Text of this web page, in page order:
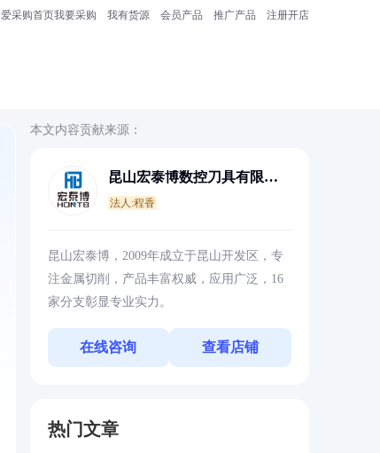
爱采购首页我要采购 我有货源 会员产品 推广产品 注册开店
本文内容贡献来源：
昆山宏泰博数控刀具有限公
法人:程香
昆山宏泰博，2009年成立于昆山开发区，专
注金属切削，产品丰富权威，应用广泛，16
家分支彰显专业实力。
在线咨询 查看店铺
热门文章